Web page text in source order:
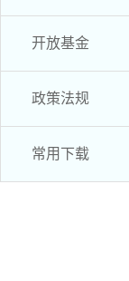
开放基金
政策法规
常用下载